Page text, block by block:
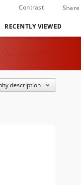
Contrast Share
RECENTLY VIEWED
description